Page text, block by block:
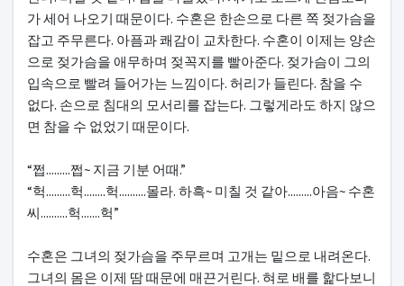
가 세어 나오기 때문이다. 수혼은 한손으로 다른 쪽 젖가슴을
잡고 주무른다. 아픔과 쾌감이 교차한다. 수혼이 이제는 양손
으로 젖가슴을 애무하며 젖꼭지를 빨아준다. 젖가슴이 그의
입속으로 빨려 들어가는 느낌이다. 허리가 들린다. 참을 수
없다. 손으로 침대의 모서리를 잡는다. 그렇게라도 하지 않으
면 참을 수 없었기 때문이다.
“쩝.........쩝~ 지금 기분 어때.”
“헉.........헉........헉..........몰라. 하흑~ 미칠 것 같아.........아음~ 수혼
씨..........헉.......헉”
수혼은 그녀의 젖가슴을 주무르며 고개는 밑으로 내려온다.
그녀의 몸은 이제 땀 때문에 매끈거린다. 혀로 배를 핥다보니